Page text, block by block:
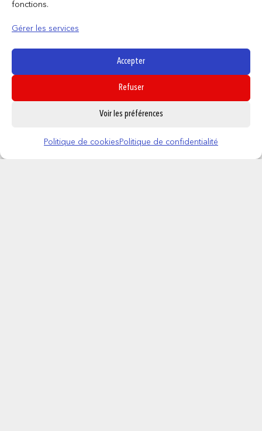
fonctions.
Gérer les services
Accepter
Refuser
Voir les préférences
Politique de cookies Politique de confidentialité